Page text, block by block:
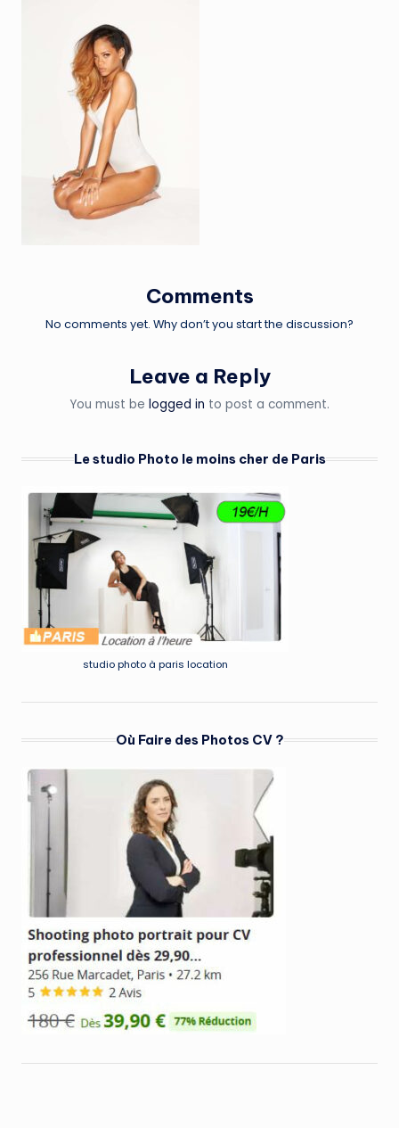
Comments
No comments yet. Why don’t you start the discussion?
Leave a Reply
You must be logged in to post a comment.
Le studio Photo le moins cher de Paris
studio photo à paris location
Où Faire des Photos CV ?